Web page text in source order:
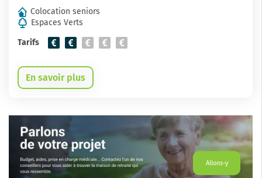
Colocation seniors
Espaces Verts
Tarifs
En savoir plus
Allons-y